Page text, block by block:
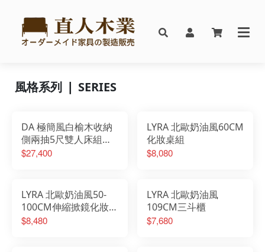
風格系列 ❘ SERIES
DA 極簡風白榆木收納
側兩抽5尺雙人床組搭
配床邊櫃
$27,400
LYRA 北歐奶油風60CM
化妝桌組
$8,080
LYRA 北歐奶油風50-
100CM伸縮掀鏡化妝桌
椅組
$8,480
LYRA 北歐奶油風
109CM三斗櫃
$7,680